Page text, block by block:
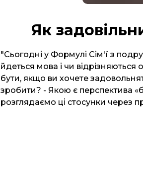
Як
"Сьогодні у Формулі Сім'ї з
йдеться мова і чи відрізняються
бути, якщо ви хочете
зробити? - Якою є перспектива
розглядаємо ці стосунки через